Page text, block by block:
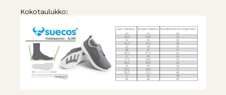
Kokotaulukko: